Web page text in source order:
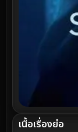
เนื้อเรื่องย่อ